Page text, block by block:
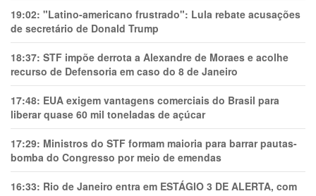
19:02: "Latino-americano frustrado": Lula rebate acusações
de secretário de Donald Trump
18:37: STF impõe derrota a Alexandre de Moraes e acolhe
recurso de Defensoria em caso do 8 de Janeiro
17:48: EUA exigem vantagens comerciais do Brasil para
liberar quase 60 mil toneladas de açúcar
17:29: Ministros do STF formam maioria para barrar pautas-
bomba do Congresso por meio de emendas
16:33: Rio de Janeiro entra em ESTÁGIO 3 DE ALERTA, com